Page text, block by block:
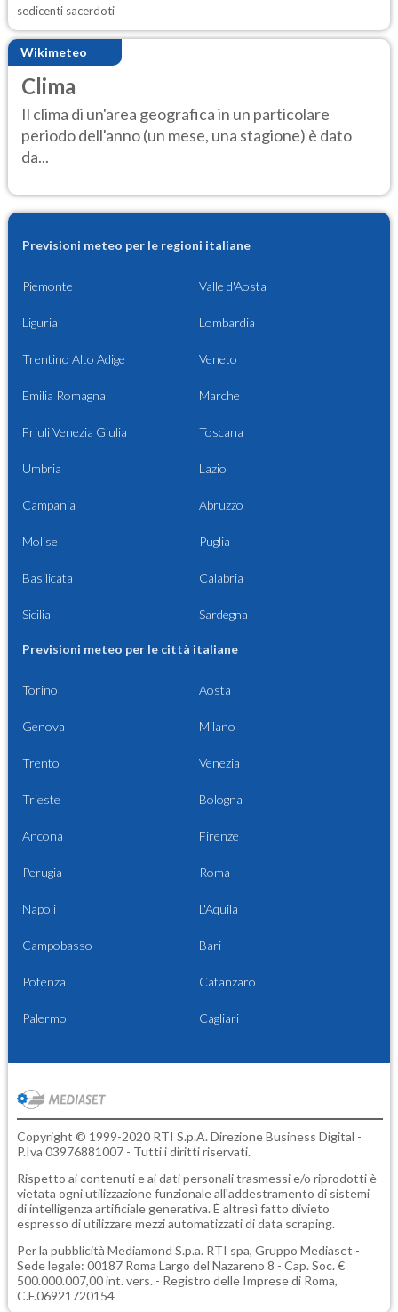
sedicenti sacerdoti
Wikimeteo
Clima
Il clima di un'area geografica in un particolare
periodo dell'anno (un mese, una stagione) è dato
da...
Previsioni meteo per le regioni italiane
Piemonte Valle d'Aosta
Liguria Lombardia
Trentino Alto Adige Veneto
Emilia Romagna Marche
Friuli Venezia Giulia Toscana
Umbria Lazio
Campania Abruzzo
Molise Puglia
Basilicata Calabria
Sicilia Sardegna
Previsioni meteo per le città italiane
Torino Aosta
Genova Milano
Trento Venezia
Trieste Bologna
Ancona Firenze
Perugia Roma
Napoli L'Aquila
Campobasso Bari
Potenza Catanzaro
Palermo Cagliari
Copyright © 1999-2020 RTI S.p.A. Direzione Business Digital -
P.Iva 03976881007 - Tutti i diritti riservati.
Rispetto ai contenuti e ai dati personali trasmessi e/o riprodotti è
vietata ogni utilizzazione funzionale all'addestramento di sistemi
di intelligenza artificiale generativa. È altresì fatto divieto
espresso di utilizzare mezzi automatizzati di data scraping.
Per la pubblicità Mediamond S.p.a. RTI spa, Gruppo Mediaset -
Sede legale: 00187 Roma Largo del Nazareno 8 - Cap. Soc. €
500.000.007,00 int. vers. - Registro delle Imprese di Roma,
C.F.06921720154